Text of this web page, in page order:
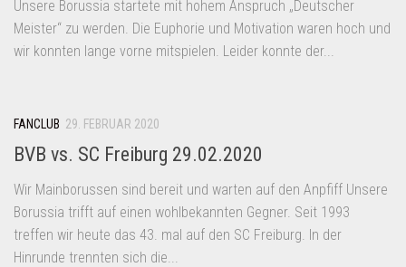
Unsere Borussia startete mit hohem Anspruch „Deutscher
Meister“ zu werden. Die Euphorie und Motivation waren hoch und
wir konnten lange vorne mitspielen. Leider konnte der...
FANCLUB 29. FEBRUAR 2020
BVB vs. SC Freiburg 29.02.2020
Wir Mainborussen sind bereit und warten auf den Anpfiff Unsere
Borussia trifft auf einen wohlbekannten Gegner. Seit 1993
treffen wir heute das 43. mal auf den SC Freiburg. In der
Hinrunde trennten sich die...